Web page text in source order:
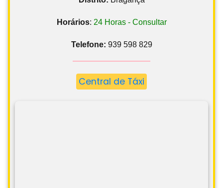
Horários: 24 Horas - Consultar
Telefone: 939 598 829
Central de Táxi